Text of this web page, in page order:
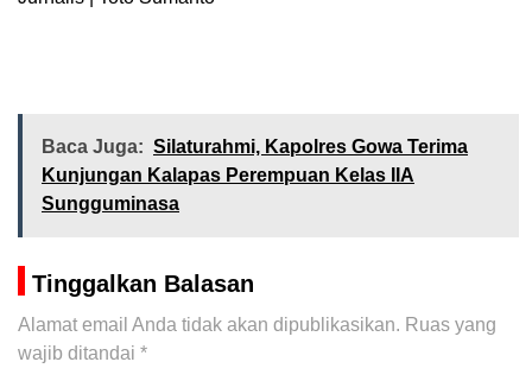
Baca Juga: Silaturahmi, Kapolres Gowa Terima
Kunjungan Kalapas Perempuan Kelas IIA
Sungguminasa
Tinggalkan Balasan
Alamat email Anda tidak akan dipublikasikan. Ruas yang
wajib ditandai *